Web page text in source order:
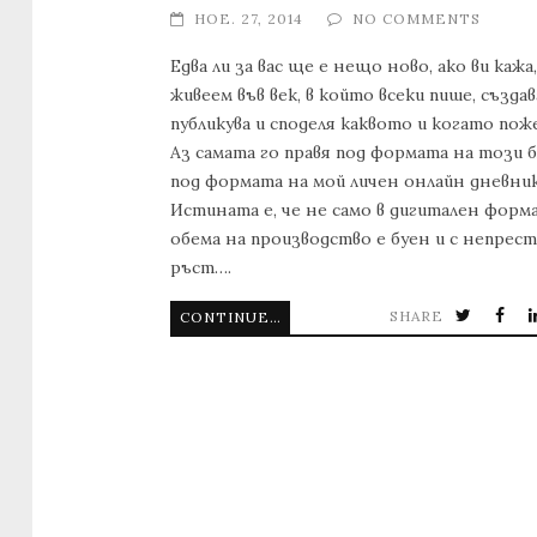
НОЕ. 27, 2014
NO COMMENTS
Едва ли за вас ще е нещо ново, ако ви
живеем във век, в който всеки пише,
публикува и споделя каквото и когато
Аз самата го правя под формата на този
под формата на мой личен онлайн
Истината е, че не само в дигитален
обема на производство е буен и с
ръст….
CONTINUE READING SHARE